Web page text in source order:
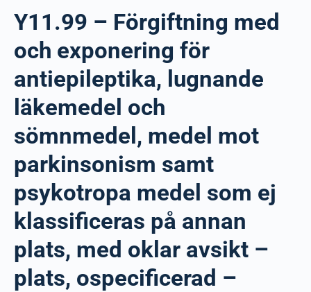
Y11.99 – Förgiftning med
och exponering för
antiepileptika, lugnande
läkemedel och
sömnmedel, medel mot
parkinsonism samt
psykotropa medel som ej
klassificeras på annan
plats, med oklar avsikt –
plats, ospecificerad –